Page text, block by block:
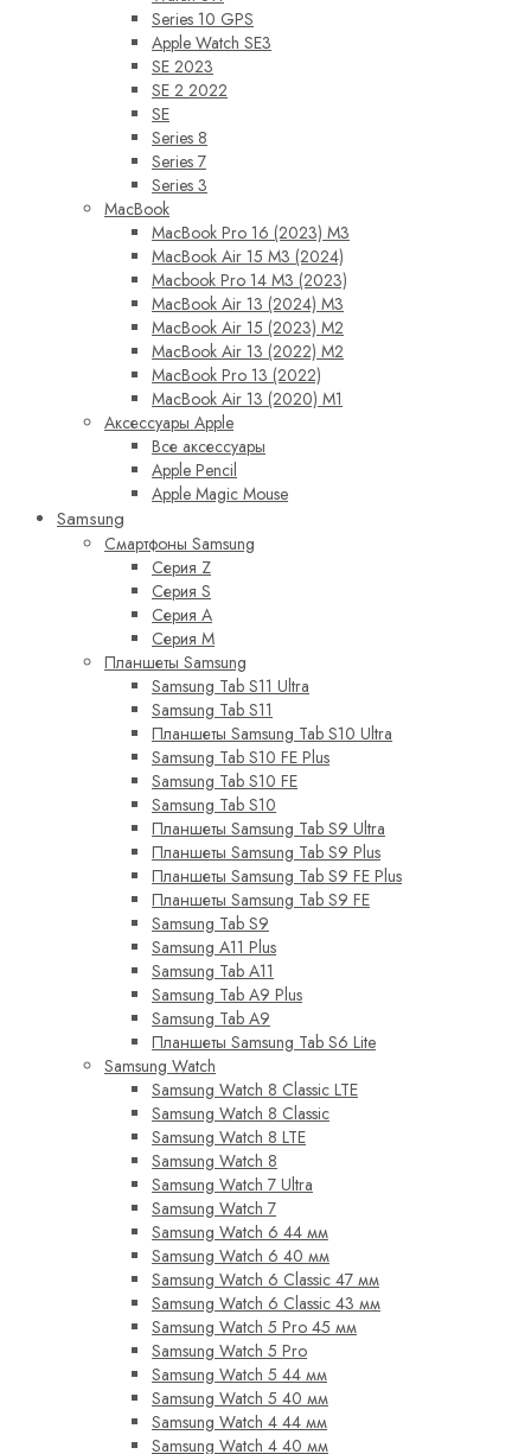
Series 10 GPS
Apple Watch SE3
SE 2023
SE 2 2022
SE
Series 8
Series 7
Series 3
MacBook
MacBook Pro 16 (2023) M3
MacBook Air 15 M3 (2024)
Macbook Pro 14 M3 (2023)
MacBook Air 13 (2024) M3
MacBook Air 15 (2023) M2
MacBook Air 13 (2022) M2
MacBook Pro 13 (2022)
MacBook Air 13 (2020) M1
Аксессуары Apple
Все аксессуары
Apple Pencil
Apple Magic Mouse
Samsung
Смартфоны Samsung
Серия Z
Серия S
Серия A
Серия M
Планшеты Samsung
Samsung Tab S11 Ultra
Samsung Tab S11
Планшеты Samsung Tab S10 Ultra
Samsung Tab S10 FE Plus
Samsung Tab S10 FE
Samsung Tab S10
Планшеты Samsung Tab S9 Ultra
Планшеты Samsung Tab S9 Plus
Планшеты Samsung Tab S9 FE Plus
Планшеты Samsung Tab S9 FE
Samsung Tab S9
Samsung A11 Plus
Samsung Tab A11
Samsung Tab A9 Plus
Samsung Tab A9
Планшеты Samsung Tab S6 Lite
Samsung Watch
Samsung Watch 8 Classic LTE
Samsung Watch 8 Classic
Samsung Watch 8 LTE
Samsung Watch 8
Samsung Watch 7 Ultra
Samsung Watch 7
Samsung Watch 6 44 мм
Samsung Watch 6 40 мм
Samsung Watch 6 Classic 47 мм
Samsung Watch 6 Classic 43 мм
Samsung Watch 5 Pro 45 мм
Samsung Watch 5 Pro
Samsung Watch 5 44 мм
Samsung Watch 5 40 мм
Samsung Watch 4 44 мм
Samsung Watch 4 40 мм